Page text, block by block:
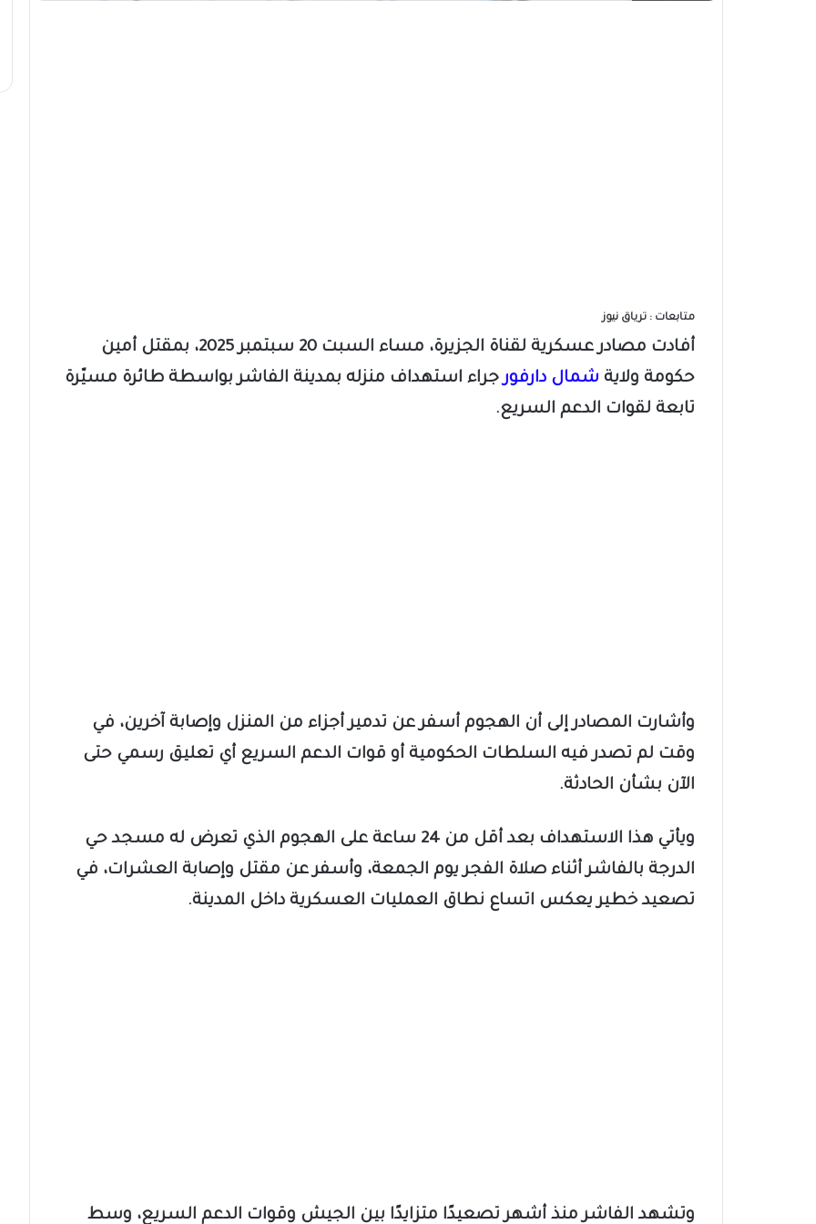
متابعات : ترياق نيوز
أفادت مصادر عسكرية لقناة الجزيرة، مساء السبت 20 سبتمبر 2025، بمقتل أمين
حكومة ولاية شمال دارفورجراء استهداف منزله بمدينة الفاشر بواسطة طائرة مسيّرة
تابعة لقوات الدعم السريع.
وأشارت المصادر إلى أن الهجوم أسفر عن تدمير أجزاء من المنزل وإصابة آخرين، في
وقت لم تصدر فيه السلطات الحكومية أو قوات الدعم السريع أي تعليق رسمي حتى
الآن بشأن الحادثة.
ويأتي هذا الاستهداف بعد أقل من 24 ساعة على الهجوم الذي تعرض له مسجد حي
الدرجة بالفاشر أثناء صلاة الفجر يوم الجمعة، وأسفر عن مقتل وإصابة العشرات، في
تصعيد خطير يعكس اتساع نطاق العمليات العسكرية داخل المدينة.
وتشهد الفاشر منذ أشهر تصعيدًا متزايدًا بين الجيش وقوات الدعم السريع، وسط